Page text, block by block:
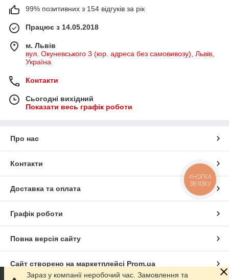
99% позитивних з 154 відгуків за рік
Працює з 14.05.2018
м. Львів
вул. Окуневського 3 (юр. адреса без самовивозу), Львів,
Україна
Контакти
Сьогодні вихідний
Показати весь графік роботи
Про нас
Контакти
Доставка та оплата
Графік роботи
Повна версія сайту
Сайт створено на маркетплейсі Prom.ua
Зараз у компанії неробочий час. Замовлення та
КНОПКА
ЗВ'ЯЗКУ